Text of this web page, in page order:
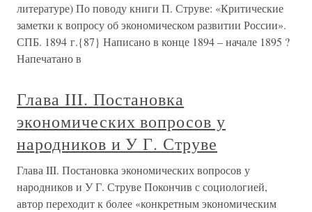
литературе) По поводу книги П. Струве: «Критические
заметки к вопросу об экономическом развитии России».
СПБ. 1894 г.{87} Написано в конце 1894 – начале 1895 ?
Напечатано в
Глава III. Постановка
экономических вопросов у
народников и У Г. Струве
Глава III. Постановка экономических вопросов у
народников и У Г. Струве Покончив с социологией,
автор переходит к более «конкретным экономическим